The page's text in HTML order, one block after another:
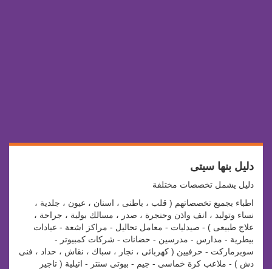
دليل بنها سيتى
دليل يشمل تخصصات مختلفة
اطباء بجميع تخصصاتهم ( قلب ، باطنى ، اسنان ، عيون ، جلدية ،
نساء وتوليد ، انف واذن وحنجرة ، صدر ، مسالك بولية ، جراحة ،
علاج طبيعى ) - صيدليات - معامل تحاليل - مراكز اشعة - عيادات
بيطرية - مدارس - مدرسين - حضانات - شركات كمبيوتر -
سوبرماركت - حرفيين ( كهربائى ، نجار ، سباك ، نقاش ، حداد ، فنى
دش ) - ملاعب كرة خماسى - جيم - بيوتى سنتر - اتيلية ( تاجير